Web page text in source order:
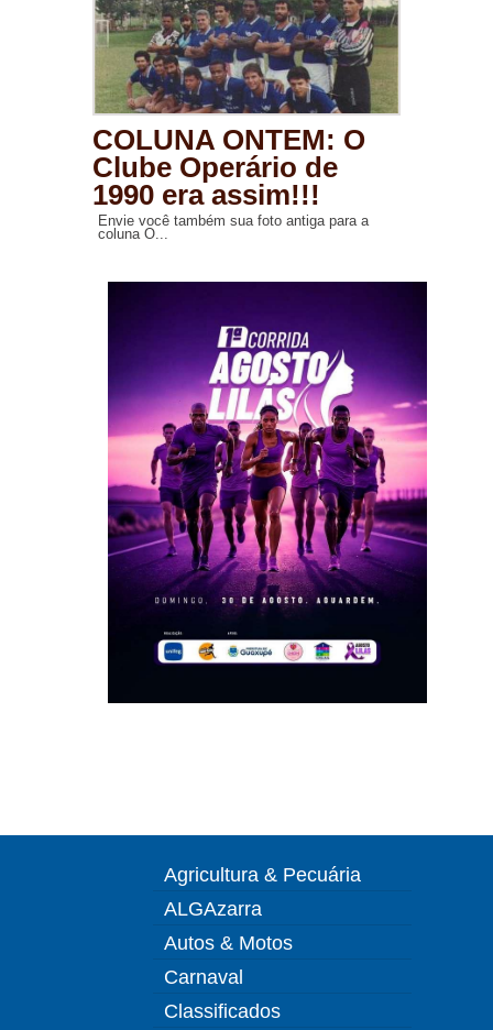
COLUNA ONTEM: O
Clube Operário de
1990 era assim!!!
Envie você também sua foto antiga para a
coluna O...
Agricultura & Pecuária
ALGAzarra
Autos & Motos
Carnaval
Classificados